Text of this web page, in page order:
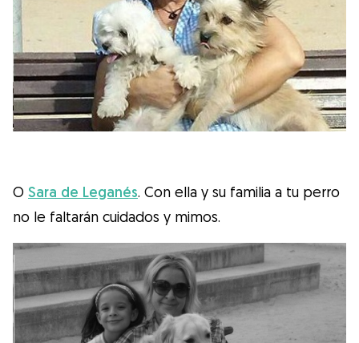
O Sara de Leganés. Con ella y su familia a tu perro
no le faltarán cuidados y mimos.